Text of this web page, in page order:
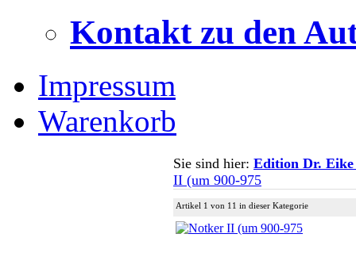
Kontakt zu den
Impressum
Warenkorb
Sie sind hier: Edition Dr. Eike
II (um 900-975
Artikel 1 von 11 in dieser Kategorie